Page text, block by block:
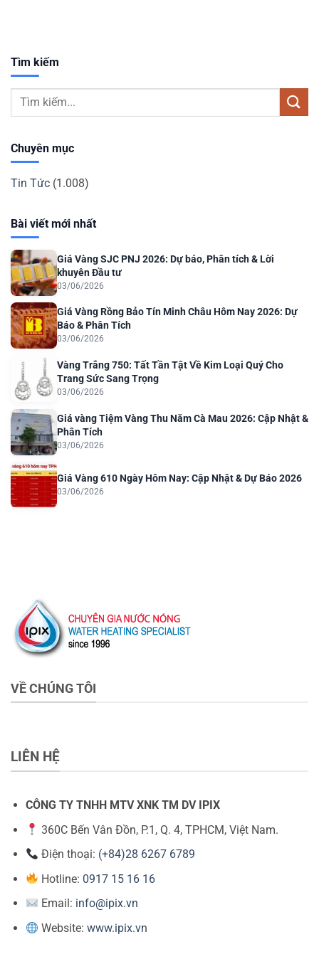
Tìm kiếm
Chuyên mục
Tin Tức (1.008)
Bài viết mới nhất
Giá Vàng SJC PNJ 2026: Dự báo, Phân tích & Lời
khuyên Đầu tư
03/06/2026
Giá Vàng Rồng Bảo Tín Minh Châu Hôm Nay 2026: Dự
Báo & Phân Tích
03/06/2026
Vàng Trắng 750: Tất Tần Tật Về Kim Loại Quý Cho
Trang Sức Sang Trọng
03/06/2026
Giá vàng Tiệm Vàng Thu Năm Cà Mau 2026: Cập Nhật &
Phân Tích
03/06/2026
Giá Vàng 610 Ngày Hôm Nay: Cập Nhật & Dự Báo 2026
03/06/2026
VỀ CHÚNG TÔI
LIÊN HỆ
CÔNG TY TNHH MTV XNK TM DV IPIX
360C Bến Vân Đồn, P.1, Q. 4, TPHCM, Việt Nam.
Điện thoại: (+84)28 6267 6789
Hotline: 0917 15 16 16
Email: info@ipix.vn
Website:www.ipix.vn